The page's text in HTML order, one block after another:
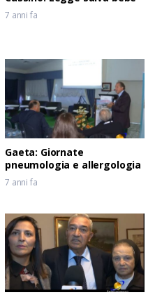
7 anni fa
Gaeta: Giornate
pneumologia e allergologia
7 anni fa